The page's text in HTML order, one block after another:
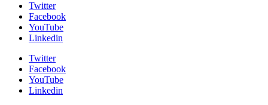
Twitter
Facebook
YouTube
Linkedin
Twitter
Facebook
YouTube
Linkedin